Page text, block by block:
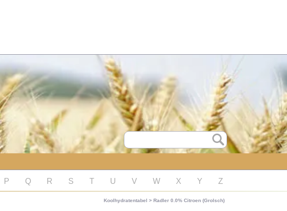
P Q R S T U V W X Y Z
Koolhydratentabel > Radler 0.0% Citroen (Grolsch)